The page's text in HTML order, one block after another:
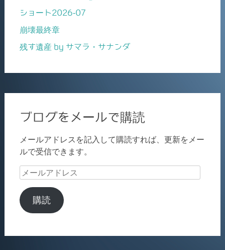
ショート2026-07
崩壊最終章
残す遺産 by サマラ・サナンダ
ブログをメールで購読
メールアドレスを記入して購読すれば、更新をメー
ルで受信できます。
メ
ル
ア
購読